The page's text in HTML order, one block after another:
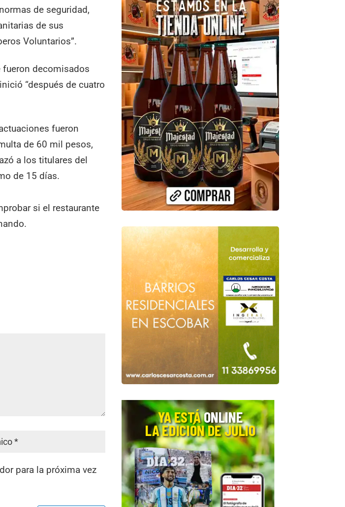
de seguridad,
de sus
Voluntarios”.
fueron decomisados
“después de cuatro
fueron
de 60 mil pesos,
a los titulares del
de 15 días.
si el restaurante
para la próxima vez